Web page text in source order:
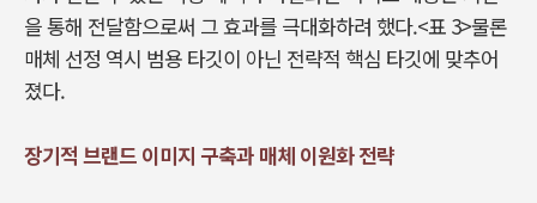
을 통해 전달함으로써 그 효과를 극대화하려 했다.<표 3>물론
매체 선정 역시 범용 타깃이 아닌 전략적 핵심 타깃에 맞추어
졌다.
장기적 브랜드 이미지 구축과 매체 이원화 전략